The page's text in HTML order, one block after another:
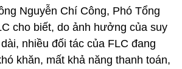
Nguyễn Chí Công, Phó Tổng
cho biết, do ảnh hưởng của suy
nhiều đối tác của FLC đang
khăn, mất khả năng thanh toán,